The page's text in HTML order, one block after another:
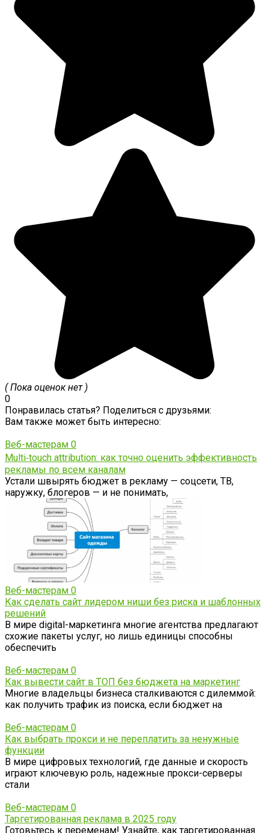
( Пока оценок нет )
0
Понравилась статья? Поделиться с друзьями:
Вам также может быть интересно:
Веб-мастерам 0
Multi‑touch attribution: как точно оценить эффективность
рекламы по всем каналам
Устали швырять бюджет в рекламу — соцсети, ТВ,
наружку, блогеров — и не понимать,
Веб-мастерам 0
Как сделать сайт лидером ниши без риска и шаблонных
решений
В мире digital-маркетинга многие агентства предлагают
схожие пакеты услуг, но лишь единицы способны
обеспечить
Веб-мастерам 0
Как вывести сайт в ТОП без бюджета на маркетинг
Многие владельцы бизнеса сталкиваются с дилеммой:
как получить трафик из поиска, если бюджет на
Веб-мастерам 0
Как выбрать прокси и не переплатить за ненужные
функции
В мире цифровых технологий, где данные и скорость
играют ключевую роль, надежные прокси-серверы
стали
Веб-мастерам 0
Таргетированная реклама в 2025 году
Готовьтесь к переменам! Узнайте, как таргетированная